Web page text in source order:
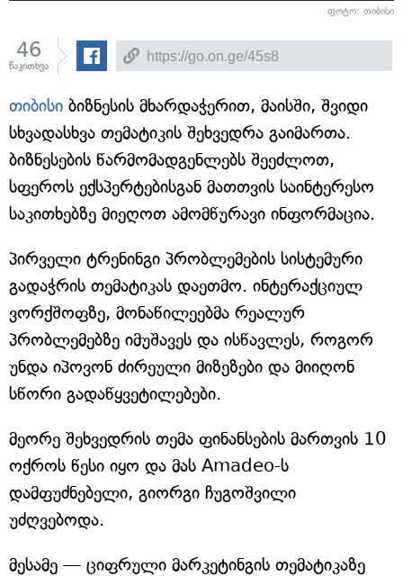
ფოტო: თიბისი
46
წაკითხვა
თიბისი ბიზნესის მხარდაჭერით, მაისში, შვიდი
სხვადასხვა თემატიკის შეხვედრა გაიმართა.
ბიზნესების წარმომადგენლებს შეეძლოთ,
სფეროს ექსპერტებისგან მათთვის საინტერესო
საკითხებზე მიეღოთ ამომწურავი ინფორმაცია.
პირველი ტრენინგი პრობლემების სისტემური
გადაჭრის თემატიკას დაეთმო. ინტერაქციულ
ვორქშოფზე, მონაწილეებმა რეალურ
პრობლემებზე იმუშავეს და ისწავლეს, როგორ
უნდა იპოვონ ძირეული მიზეზები და მიიღონ
სწორი გადაწყვეტილებები.
მეორე შეხვედრის თემა ფინანსების მართვის 10
ოქროს წესი იყო და მას Amadeo-ს
დამფუძნებელი, გიორგი ჩუგოშვილი
უძღვებოდა.
მესამე — ციფრული მარკეტინგის თემატიკაზე